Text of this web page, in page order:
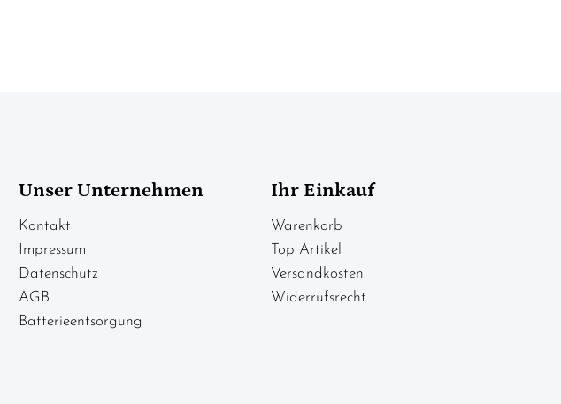
Unser Unternehmen
Kontakt
Impressum
Datenschutz
AGB
Batterieentsorgung
Ihr Einkauf
Warenkorb
Top Artikel
Versandkosten
Widerrufsrecht